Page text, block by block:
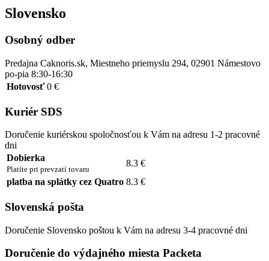
Slovensko
Osobný odber
Predajna Caknoris.sk, Miestneho priemyslu 294, 02901 Námestovo
po-pia 8:30-16:30
Hotovosť 0 €
Kuriér SDS
Doručenie kuriérskou spoločnosťou k Vám na adresu 1-2 pracovné
dni
Dobierka
Platíte pri prevzatí tovaru
8.3 €
platba na splátky cez Quatro 8.3 €
Slovenská pošta
Doručenie Slovensko poštou k Vám na adresu 3-4 pracovné dni
Doručenie do výdajného miesta Packeta